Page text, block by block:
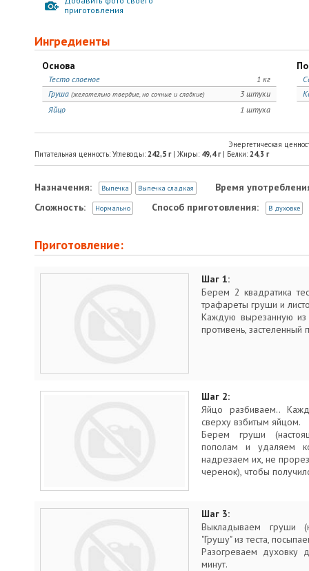
приготовления
Ингредиенты
Основа
1 кг
Тесто слоеное
3 штуки
Груша (желательно твердые, но сочные и сладкие)
1 штука
Яйцо
Энергетическая
Питательная ценность: Углеводы: 242,5 г| Жиры: 49,4г| Белки: 24,3 г
Назначения: Выпечка Выпечка сладкая
Время
Сложность:
Нормально Способ приготовления: В духовке
Приготовление:
Шаг 1:
Берем 2 квадратика
трафареты груши и
Каждую вырезанную из
противень, застеленный
Шаг 2:
Яйцо разбиваем..
сверху взбитым яйцом.
Берем груши
пополам и удаляем
надрезаем их, не
черенок), чтобы
Шаг 3:
Выкладываем груши
"Грушу" из теста,
Разогреваем
минут.